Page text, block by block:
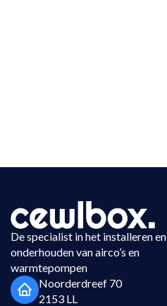
De specialist in het installeren en
onderhouden van airco’s en
warmtepompen
Noorderdreef 70
2153 LL